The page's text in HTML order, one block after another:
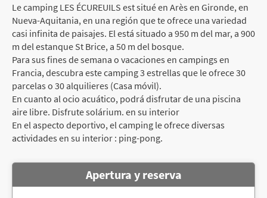
Le camping LES ÉCUREUILS est situé en Arès en Gironde, en
Nueva-Aquitania, en una región que te ofrece una variedad
casi infinita de paisajes. El está situado a 950 m del mar, a 900
m del estanque St Brice, a 50 m del bosque.
Para sus fines de semana o vacaciones en campings en
Francia, descubra este camping 3 estrellas que le ofrece 30
parcelas o 30 alquilieres (Casa móvil).
En cuanto al ocio acuático, podrá disfrutar de una piscina
aire libre. Disfrute solárium. en su interior
En el aspecto deportivo, el camping le ofrece diversas
actividades en su interior : ping-pong.
Apertura y reserva